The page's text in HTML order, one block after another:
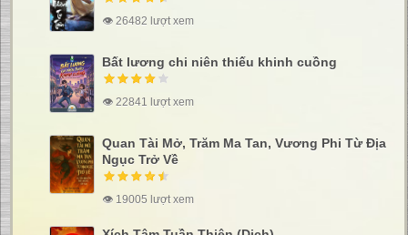
👁 26482 lượt xem
Bất lương chi niên thiếu khinh cuồng
👁 22841 lượt xem
Quan Tài Mở, Trăm Ma Tan, Vương Phi Từ Địa
Ngục Trở Về
👁 19005 lượt xem